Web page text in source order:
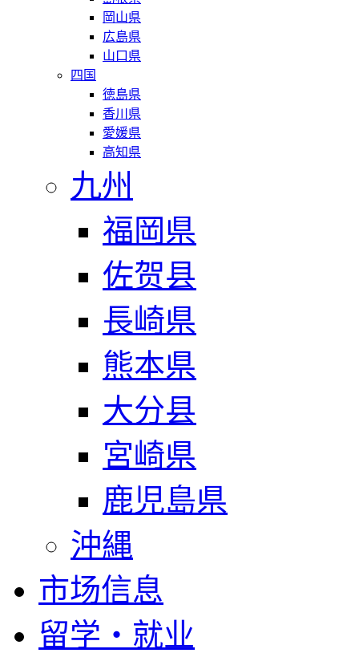
岡山県
広島県
山口県
四国
徳島県
香川県
愛媛県
高知県
九州
福岡県
佐贺县
長崎県
熊本県
大分县
宮崎県
鹿児島県
沖縄
市场信息
留学・就业